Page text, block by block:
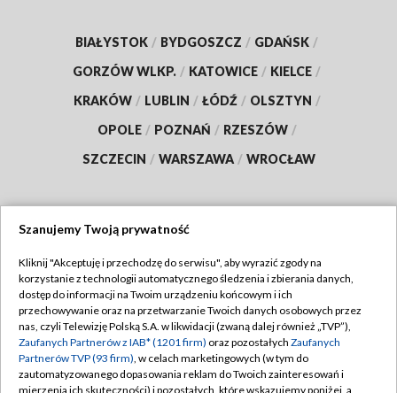
BIAŁYSTOK / BYDGOSZCZ / GDAŃSK /
GORZÓW WLKP. / KATOWICE / KIELCE /
KRAKÓW / LUBLIN / ŁÓDŹ / OLSZTYN /
OPOLE / POZNAŃ / RZESZÓW /
SZCZECIN / WARSZAWA / WROCŁAW
TVP
Abonament TVP
Emisja w TVP
Centrum informacji TVP
Regulamin TVP
Polityka prywatności
Moje zgody
Szanujemy Twoją prywatność
Kliknij "Akceptuję i przechodzę do serwisu", aby wyrazić zgody na
korzystanie z technologii automatycznego śledzenia i zbierania danych,
dostęp do informacji na Twoim urządzeniu końcowym i ich
przechowywanie oraz na przetwarzanie Twoich danych osobowych przez
nas, czyli Telewizję Polską S.A. w likwidacji (zwaną dalej również „TVP”),
Zaufanych Partnerów z IAB* (1201 firm) oraz pozostałych Zaufanych
Partnerów TVP (93 firm), w celach marketingowych (w tym do
zautomatyzowanego dopasowania reklam do Twoich zainteresowań i
mierzenia ich skuteczności) i pozostałych, które wskazujemy poniżej, a